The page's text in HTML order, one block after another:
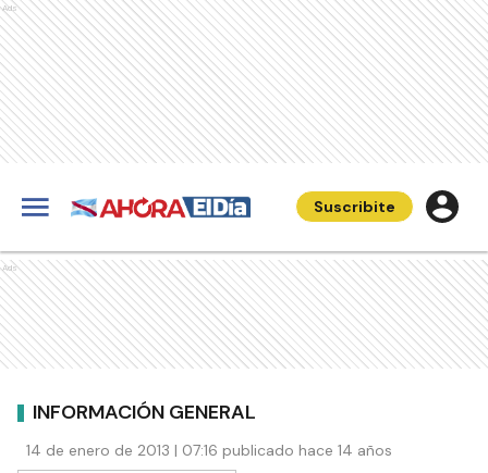
Ads
Suscribite
Ads
INFORMACIÓN GENERAL
14 de enero de 2013 | 07:16 publicado hace 14 años